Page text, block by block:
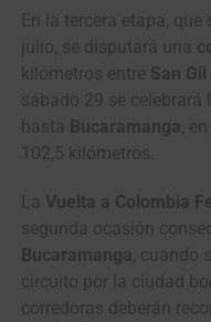
En la tercera etapa,
julio, se disputará una
kilómetros entre San Gil
sábado 29 se
hasta Bucaramanga,
102,5 kilómetros.
La Vuelta a Colombia
segunda ocasión
Bucaramanga, cuando
circuito por la ciudad
corredoras deberán